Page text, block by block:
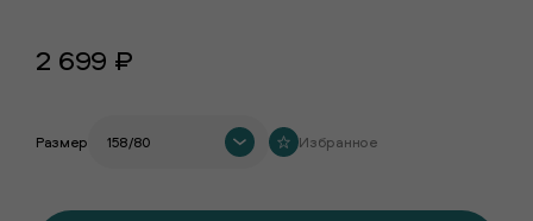
2 699 ₽
Размер 158/80 Избранное